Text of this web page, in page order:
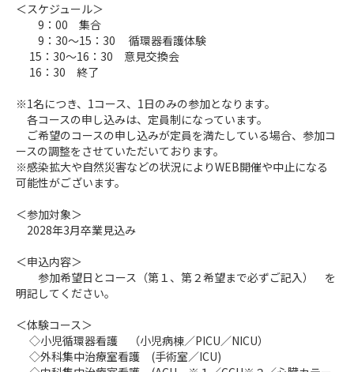
＜スケジュール＞
9：00 集合
9：30～15：30 循環器看護体験
15：30～16：30 意見交換会
16：30 終了
※1名につき、1コース、1日のみの参加となります。
各コースの申し込みは、定員制になっています。
ご希望のコースの申し込みが定員を満たしている場合、参加コ
ースの調整をさせていただいております。
※感染拡大や自然災害などの状況によりWEB開催や中止になる
可能性がございます。
＜参加対象＞
2028年3月卒業見込み
＜申込内容＞
参加希望日とコース（第１、第２希望まで必ずご記入） を
明記してください。
＜体験コース＞
◇小児循環器看護 （小児病棟／PICU／NICU）
◇外科集中治療室看護 (手術室／ICU)